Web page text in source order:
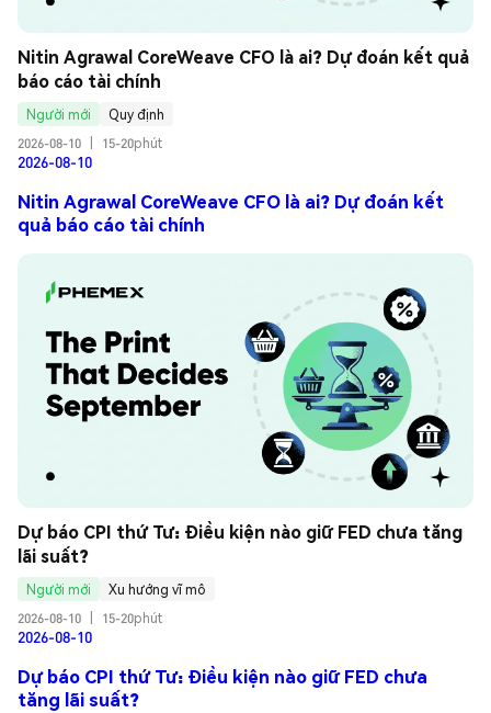
Nitin Agrawal CoreWeave CFO là ai? Dự đoán kết quả
báo cáo tài chính
Người mới
Quy định
2026-08-10
15-20phút
2026-08-10
Nitin Agrawal CoreWeave CFO là ai? Dự đoán kết
quả báo cáo tài chính
Dự báo CPI thứ Tư: Điều kiện nào giữ FED chưa tăng
lãi suất?
Người mới
Xu hướng vĩ mô
2026-08-10
15-20phút
2026-08-10
Dự báo CPI thứ Tư: Điều kiện nào giữ FED chưa
tăng lãi suất?